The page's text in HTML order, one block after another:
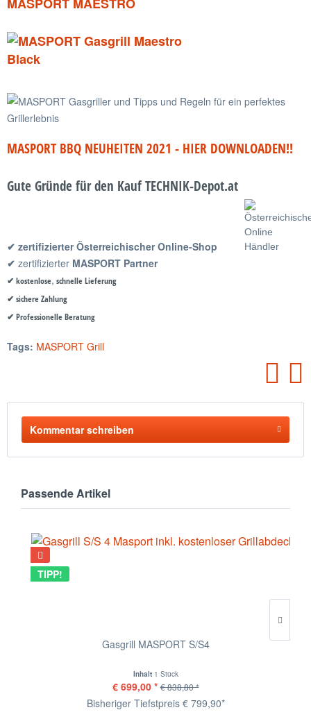
MASPORT BBQ NEUHEITEN 2021 - HIER DOWNLOADEN!!
Gute Gründe für den Kauf TECHNIK-Depot.at
✔ zertifizierterÖsterreichischer Online-Shop
✔ zertifizierter MASPORT Partner
✔ kostenlose, schnelle Lieferung
✔ sichere Zahlung
✔ Professionelle Beratung
Tags: MASPORT Grill
Kommentar schreiben
Passende Artikel
TIPP!
Gasgrill MASPORT S/S4
Inhalt 1 Stück
€ 699,00 * € 838,80 *
Bisheriger Tiefstpreis € 799,90*